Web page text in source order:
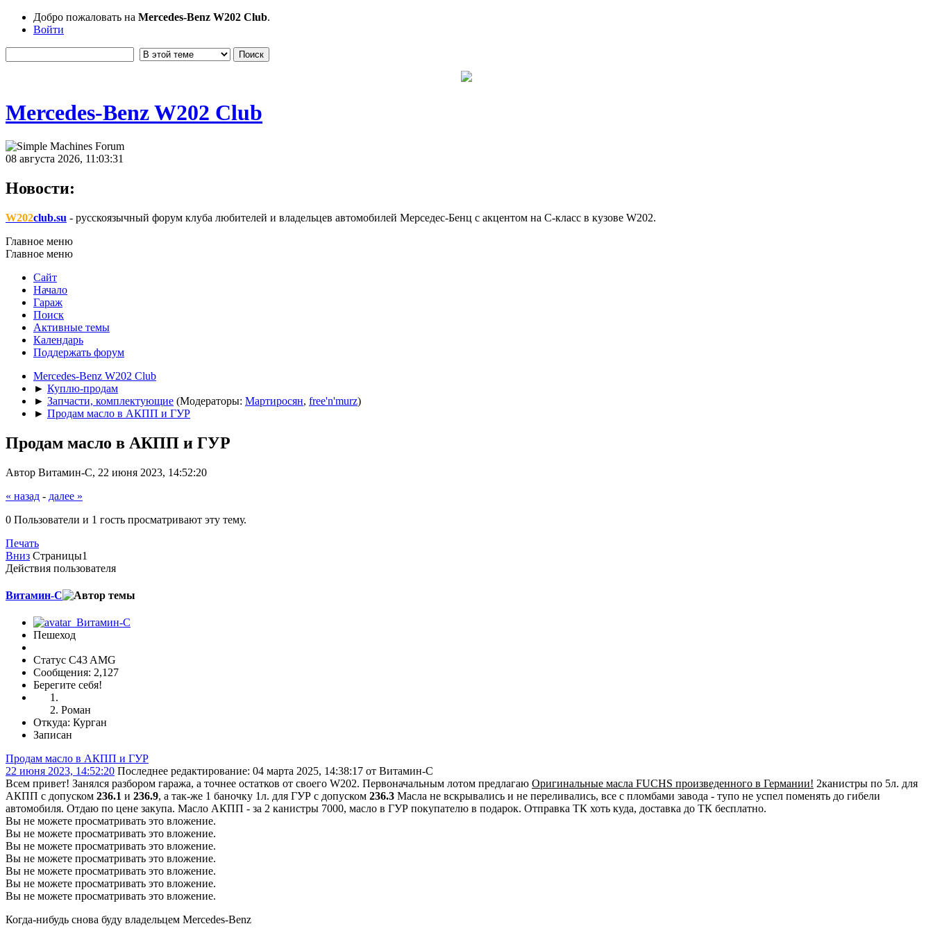
Добро пожаловать на Mercedes-Benz W202 Club.
Войти
Mercedes-Benz W202 Club
08 августа 2026, 11:03:31
Новости:
W202club.su - русскоязычный форум клуба любителей и владельцев автомобилей Мерседес-Бенц с акцентом на C-класс в кузове W202.
Главное меню
Главное меню
Сайт
Начало
Гараж
Поиск
Активные темы
Календарь
Поддержать форум
Mercedes-Benz W202 Club
► Куплю-продам
► Запчасти, комплектующие (Модераторы: Мартиросян, free'n'murz)
► Продам масло в АКПП и ГУР
Продам масло в АКПП и ГУР
Автор Витамин-С, 22 июня 2023, 14:52:20
« назад - далее »
0 Пользователи и 1 гость просматривают эту тему.
Печать
Вниз Страницы1
Действия пользователя
Витамин-С
Пешеход
Статус C43 AMG
Сообщения: 2,127
Берегите себя!
Роман
Откуда: Курган
Записан
Продам масло в АКПП и ГУР
22 июня 2023, 14:52:20 Последнее редактирование: 04 марта 2025, 14:38:17 от Витамин-С
Всем привет! Занялся разбором гаража, а точнее остатков от своего W202. Первоначальным лотом предлагаю Оригинальные масла FUCHS произведенного в Германии! 2канистры по 5л. для
АКПП с допуском 236.1 и 236.9, а так-же 1 баночку 1л. для ГУР с допуском 236.3 Масла не вскрывались и не переливались, все с пломбами завода - тупо не успел поменять до гибели
автомобиля. Отдаю по цене закупа. Масло АКПП - за 2 канистры 7000, масло в ГУР покупателю в подарок. Отправка ТК хоть куда, доставка до ТК бесплатно.
Вы не можете просматривать это вложение.
Вы не можете просматривать это вложение.
Вы не можете просматривать это вложение.
Вы не можете просматривать это вложение.
Вы не можете просматривать это вложение.
Вы не можете просматривать это вложение.
Вы не можете просматривать это вложение.
Когда-нибудь снова буду владельцем Mercedes-Benz